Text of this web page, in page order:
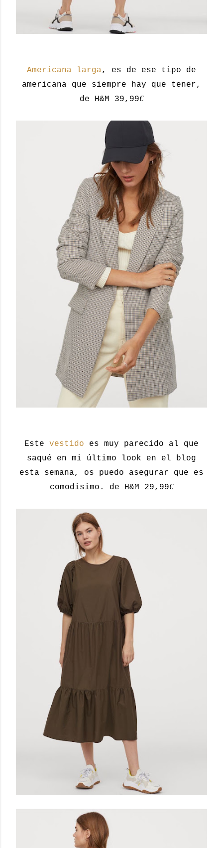
Americana larga, es de ese tipo de
americana que siempre hay que tener,
de H&M 39,99€
Este vestido es muy parecido al que
saqué en mi último look en el blog
esta semana, os puedo asegurar que es
comodisimo. de H&M 29,99€